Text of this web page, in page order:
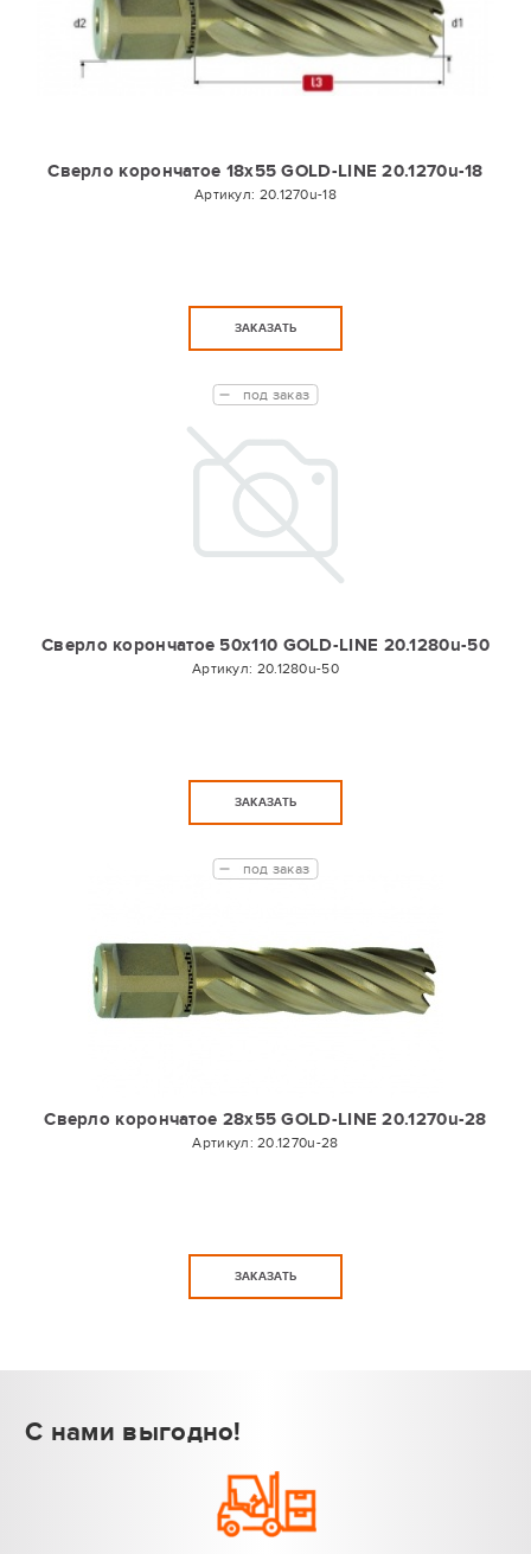
Сверло корончатое 18х55 GOLD-LINE 20.1270u-18
Артикул: 20.1270u-18
ЗАКАЗАТЬ
Сверло корончатое 50х110 GOLD-LINE 20.1280u-50
Артикул: 20.1280u-50
под заказ
ЗАКАЗАТЬ
Сверло корончатое 28х55 GOLD-LINE 20.1270u-28
Артикул:20.1270u-28
под заказ
ЗАКАЗАТЬ
С нами выгодно!